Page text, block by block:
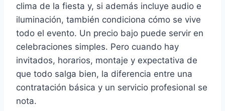
clima de la fiesta y, si además incluye audio e
iluminación, también condiciona cómo se vive
todo el evento. Un precio bajo puede servir en
celebraciones simples. Pero cuando hay
invitados, horarios, montaje y expectativa de
que todo salga bien, la diferencia entre una
contratación básica y un servicio profesional se
nota.